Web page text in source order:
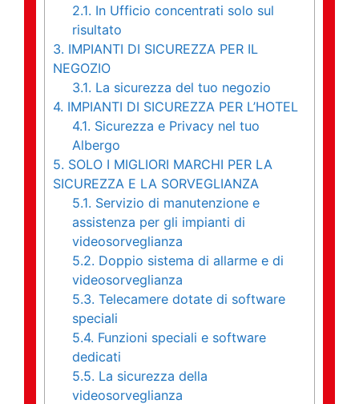
2.1. In Ufficio concentrati solo sul
risultato
3. IMPIANTI DI SICUREZZA PER IL
NEGOZIO
3.1. La sicurezza del tuo negozio
4. IMPIANTI DI SICUREZZA PER L’HOTEL
4.1. Sicurezza e Privacy nel tuo
Albergo
5. SOLO I MIGLIORI MARCHI PER LA
SICUREZZA E LA SORVEGLIANZA
5.1. Servizio di manutenzione e
assistenza per gli impianti di
videosorveglianza
5.2. Doppio sistema di allarme e di
videosorveglianza
5.3. Telecamere dotate di software
speciali
5.4. Funzioni speciali e software
dedicati
5.5. La sicurezza della
videosorveglianza